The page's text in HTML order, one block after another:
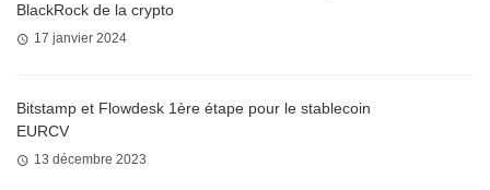
BlackRock de la crypto
17 janvier 2024
Bitstamp et Flowdesk 1ère étape pour le stablecoin
EURCV
13 décembre 2023